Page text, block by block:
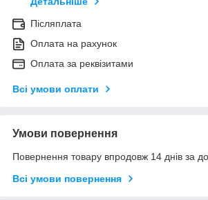
Післяплата
Оплата на рахунок
Оплата за реквізитами
Всі умови оплати
Умови повернення
Повернення товару впродовж 14 днів за
Всі умови повернення